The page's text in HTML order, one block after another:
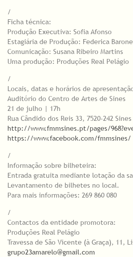
/
Ficha técnica:
Produção Executiva: Sofia Afonso
Estagiária de Produção: Federica Barone
Comunicação: Susana Ribeiro Martins
Uma produção: Produções Real Pelágio
/
L​ocais, datas e horários de
Auditório do Centro de Artes de Sines
21 de julho | 17h
Rua Cândido dos Reis 33, 7520-242 Sines
http://www.fmmsines.pt/pages/
https://www.facebook.com/fmmsines/
/
Informação sobre bilheteira:
Entrada gratuita mediante lotação da
Levantamento de bilhetes no local.
Para mais informações: 269 860 080
/
Contactos da entidade promotora:
Produções Real Pelágio
Travessa de São Vicente (à Graça), 11,
grupo23amarelo@gmail.com